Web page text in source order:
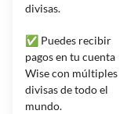
divisas.
✅ Puedes recibir
pagos en tu cuenta
Wise con múltiples
divisas de todo el
mundo.